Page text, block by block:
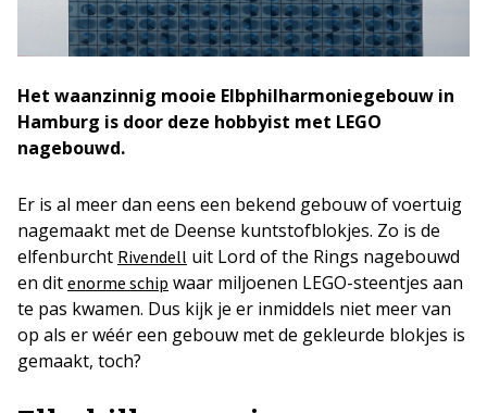
Het waanzinnig mooie Elbphilharmoniegebouw in
Hamburg is door deze hobbyist met LEGO
nagebouwd.
Er is al meer dan eens een bekend gebouw of voertuig
nagemaakt met de Deense kuntstofblokjes. Zo is de
elfenburcht Rivendell uit Lord of the Rings nagebouwd
en dit enorme schip waar miljoenen LEGO-steentjes aan
te pas kwamen. Dus kijk je er inmiddels niet meer van
op als er wéér een gebouw met de gekleurde blokjes is
gemaakt, toch?